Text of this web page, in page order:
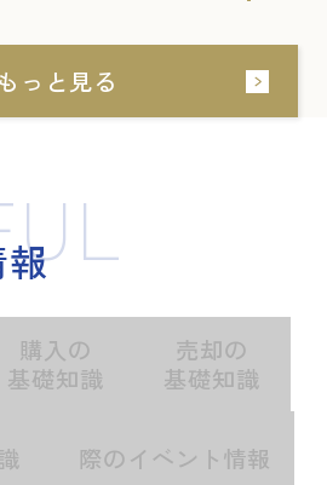
もっと見る
購入の
基礎知識
売却の
基礎知識
際のイベント情報